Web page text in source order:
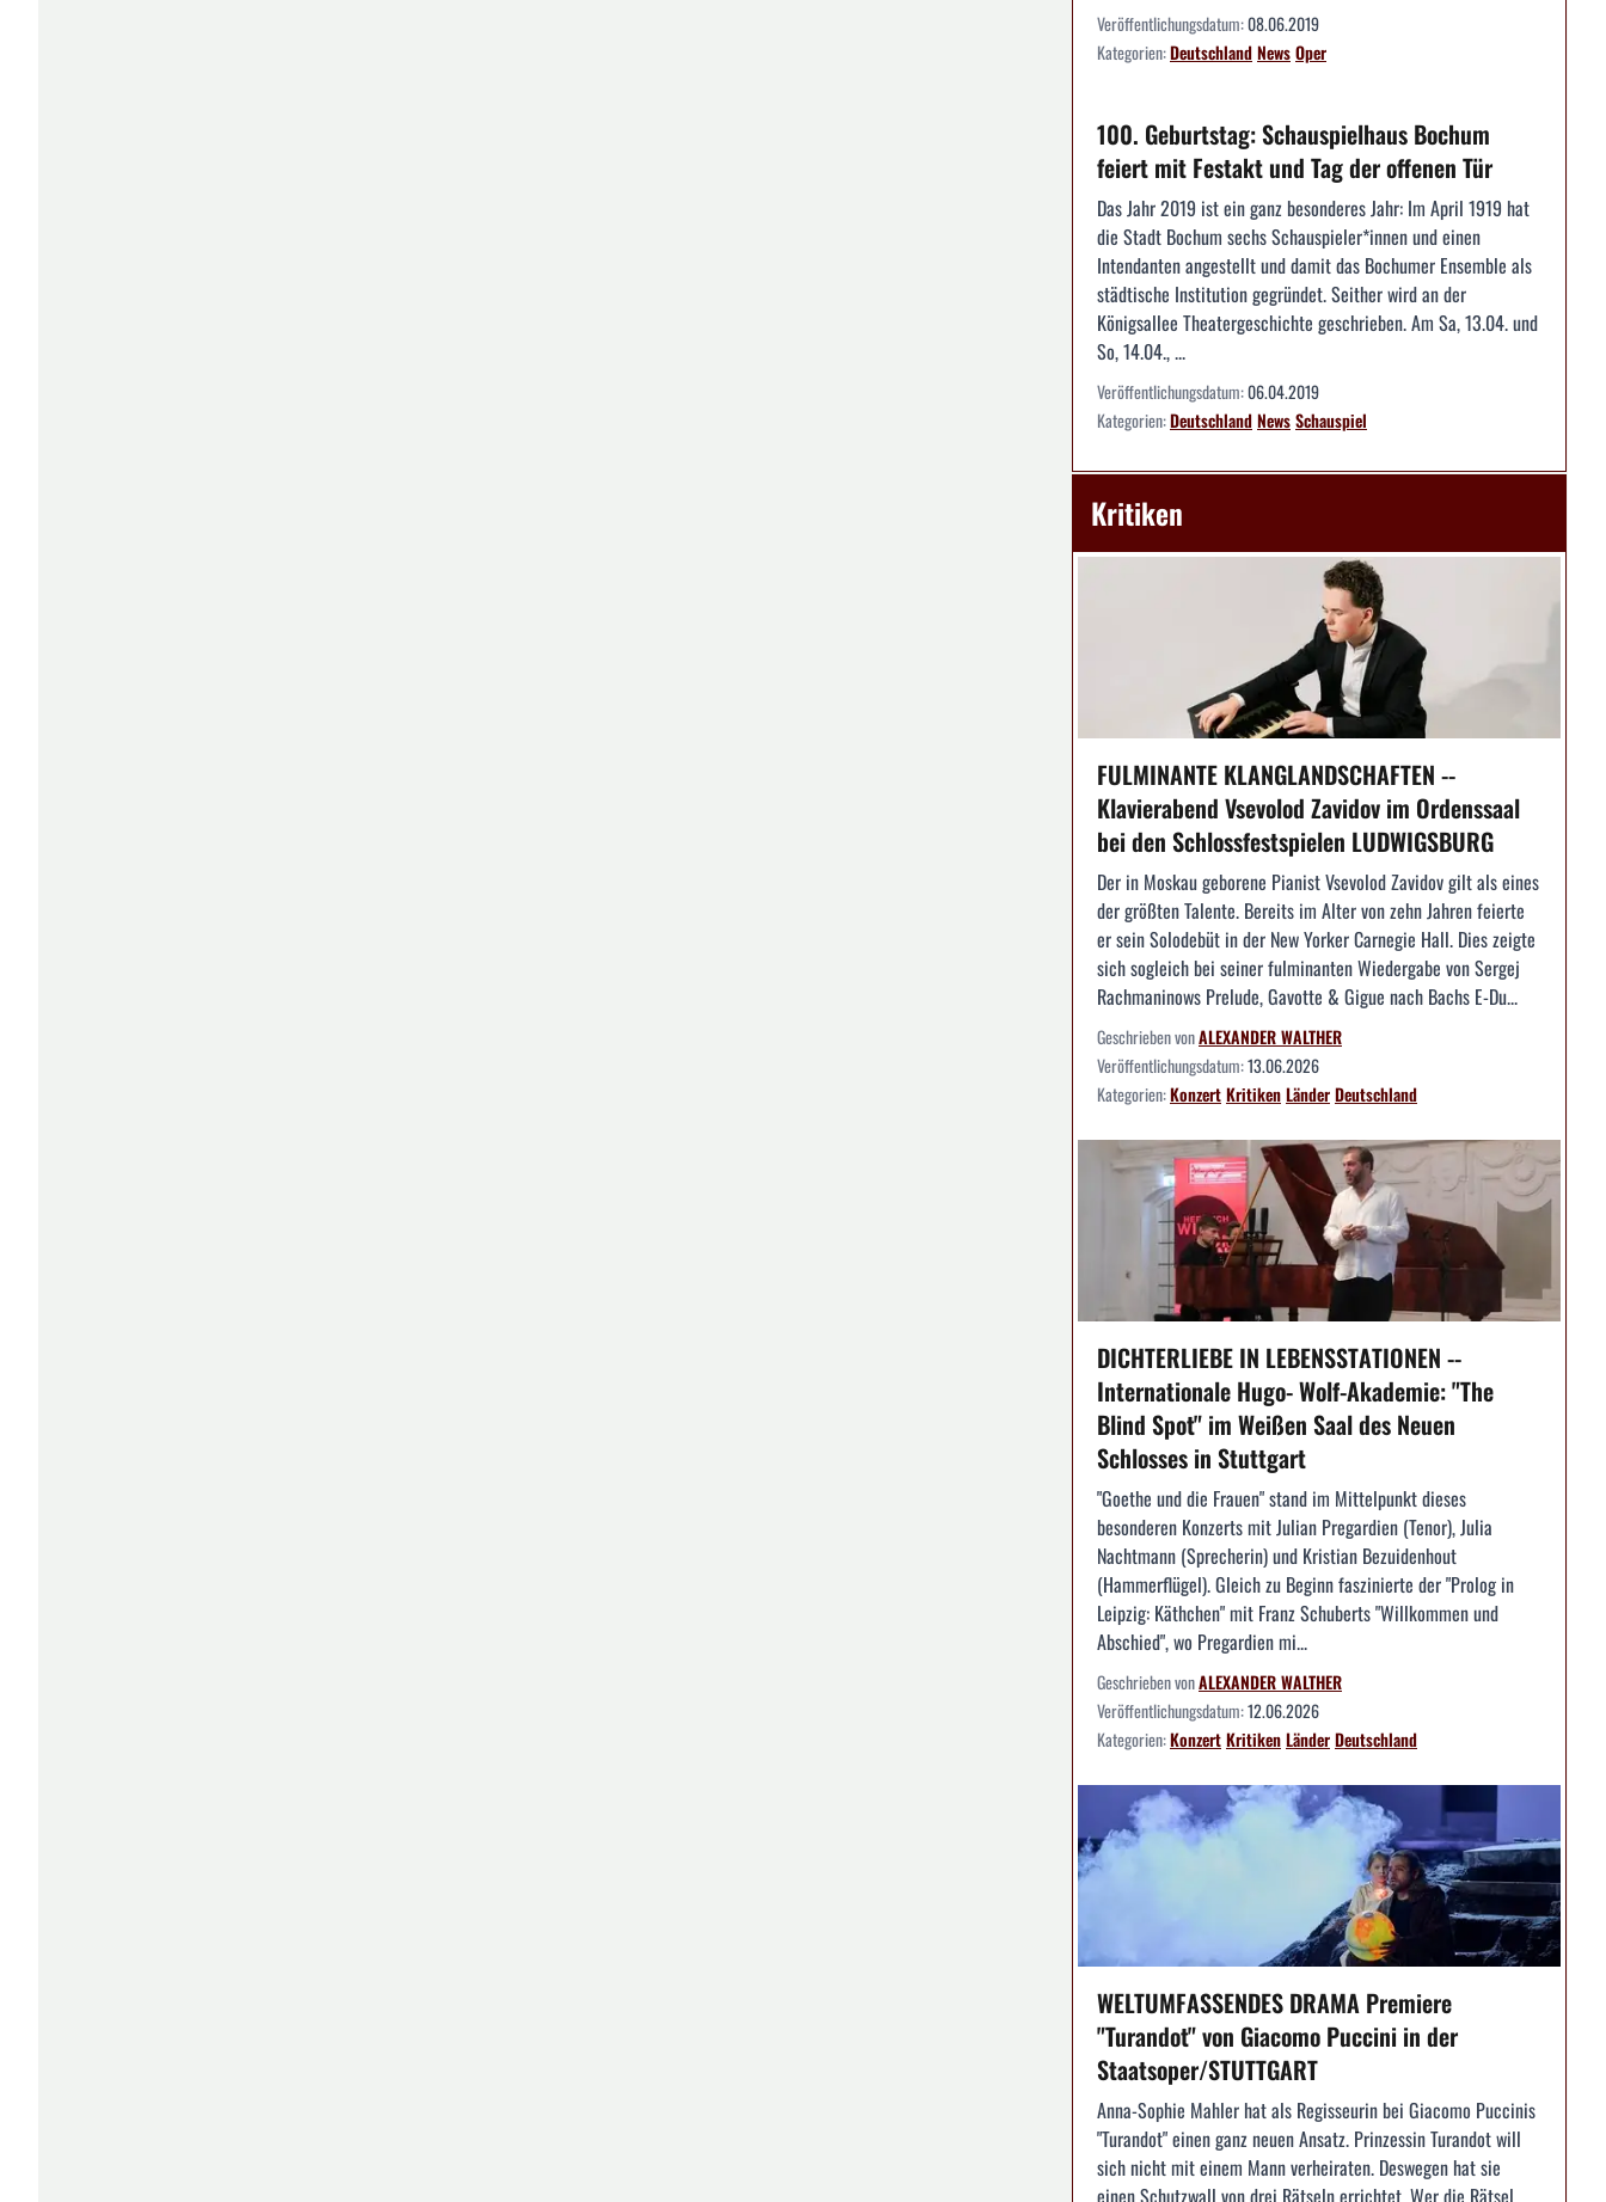
Veröffentlichungsdatum:08.06.2019
Kategorien:DeutschlandNewsOper
100. Geburtstag: Schauspielhaus Bochum
feiert mit Festakt und Tag der offenen Tür
Das Jahr 2019 ist ein ganz besonderes Jahr: Im April 1919 hat
die Stadt Bochum sechs Schauspieler*innen und einen
Intendanten angestellt und damit das Bochumer Ensemble als
städtische Institution gegründet. Seither wird an der
Königsallee Theatergeschichte geschrieben. Am Sa, 13.04. und
So, 14.04., ...
Veröffentlichungsdatum:06.04.2019
Kategorien:DeutschlandNewsSchauspiel
Kritiken
FULMINANTE KLANGLANDSCHAFTEN --
Klavierabend Vsevolod Zavidov im Ordenssaal
bei den Schlossfestspielen LUDWIGSBURG
Der in Moskau geborene Pianist Vsevolod Zavidov gilt als eines
der größten Talente. Bereits im Alter von zehn Jahren feierte
er sein Solodebüt in der New Yorker Carnegie Hall. Dies zeigte
sich sogleich bei seiner fulminanten Wiedergabe von Sergej
Rachmaninows Prelude, Gavotte & Gigue nach Bachs E-Du...
Geschrieben vonALEXANDER WALTHER
Veröffentlichungsdatum:13.06.2026
Kategorien:KonzertKritikenLänderDeutschland
DICHTERLIEBE IN LEBENSSTATIONEN --
Internationale Hugo- Wolf-Akademie: "The
Blind Spot" im Weißen Saal des Neuen
Schlosses in Stuttgart
"Goethe und die Frauen" stand im Mittelpunkt dieses
besonderen Konzerts mit Julian Pregardien (Tenor), Julia
Nachtmann (Sprecherin) und Kristian Bezuidenhout
(Hammerflügel). Gleich zu Beginn faszinierte der "Prolog in
Leipzig: Käthchen" mit Franz Schuberts "Willkommen und
Abschied", wo Pregardien mi...
Geschrieben vonALEXANDER WALTHER
Veröffentlichungsdatum:12.06.2026
Kategorien:KonzertKritikenLänderDeutschland
WELTUMFASSENDES DRAMA Premiere
"Turandot" von Giacomo Puccini in der
Staatsoper/STUTTGART
Anna-Sophie Mahler hat als Regisseurin bei Giacomo Puccinis
"Turandot" einen ganz neuen Ansatz. Prinzessin Turandot will
sich nicht mit einem Mann verheiraten. Deswegen hat sie
einen Schutzwall von drei Rätseln errichtet. Wer die Rätsel